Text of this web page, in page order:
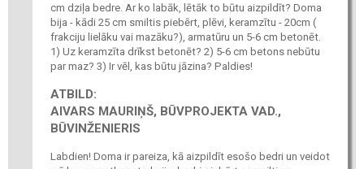
cm dziļa bedre. Ar ko labāk, lētāk to būtu aizpildīt? Doma
bija - kādi 25 cm smiltis piebērt, plēvi, keramzītu - 20cm (
frakciju lielāku vai mazāku?), armatūru un 5-6 cm betonēt.
1) Uz keramzīta drīkst betonēt? 2) 5-6 cm betons nebūtu
par maz? 3) Ir vēl, kas būtu jāzina? Paldies!
ATBILD:
AIVARS MAURIŅŠ, BŪVPROJEKTA VAD.,
BŪVINŽENIERIS
Labdien! Doma ir pareiza, kā aizpildīt esošo bedri un veidot